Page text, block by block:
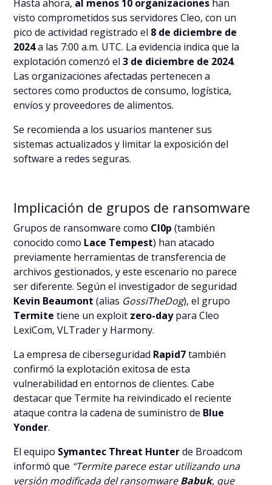
Hasta ahora, al menos 10 organizaciones han
visto comprometidos sus servidores Cleo, con un
pico de actividad registrado el 8 de diciembre de
2024a las 7:00 a.m. UTC. La evidencia indica que la
explotación comenzó el3 de diciembre de 2024.
Las organizaciones afectadas pertenecen a
sectores como productos de consumo, logística,
envíos y proveedores de alimentos.
Se recomienda a los usuarios mantener sus
sistemas actualizados y limitar la exposición del
software a redes seguras.
Implicación de grupos de ransomware
Grupos de ransomware como Cl0p (también
conocido como Lace Tempest) han atacado
previamente herramientas de transferencia de
archivos gestionados, y este escenario no parece
ser diferente. Según el investigador de seguridad
Kevin Beaumont (alias GossiTheDog), el grupo
Termite tiene un exploit zero-daypara Cleo
LexiCom, VLTrader y Harmony.
La empresa de ciberseguridad Rapid7también
confirmó la explotación exitosa de esta
vulnerabilidad en entornos de clientes. Cabe
destacar que Termite ha reivindicado el reciente
ataque contra la cadena de suministro de Blue
Yonder.
El equipo Symantec Threat Hunterde Broadcom
informó que “Termite parece estar utilizando una
versión modificada del ransomwareBabuk, que